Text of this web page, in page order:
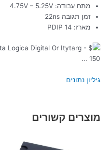
מתח עבודה: 4.75V – 5.25V
זמן תגובה 22ns
מארז: PDIP 14
גיליון נתונים
מוצרים קשורים